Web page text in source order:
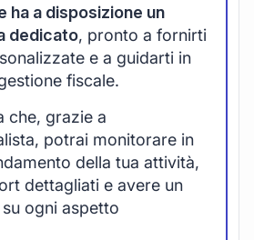
ha a disposizione un
dedicato, pronto a fornirti
e a guidarti in
fiscale.
che, grazie a
potrai monitorare in
della tua attività,
dettagliati e avere un
ogni aspetto